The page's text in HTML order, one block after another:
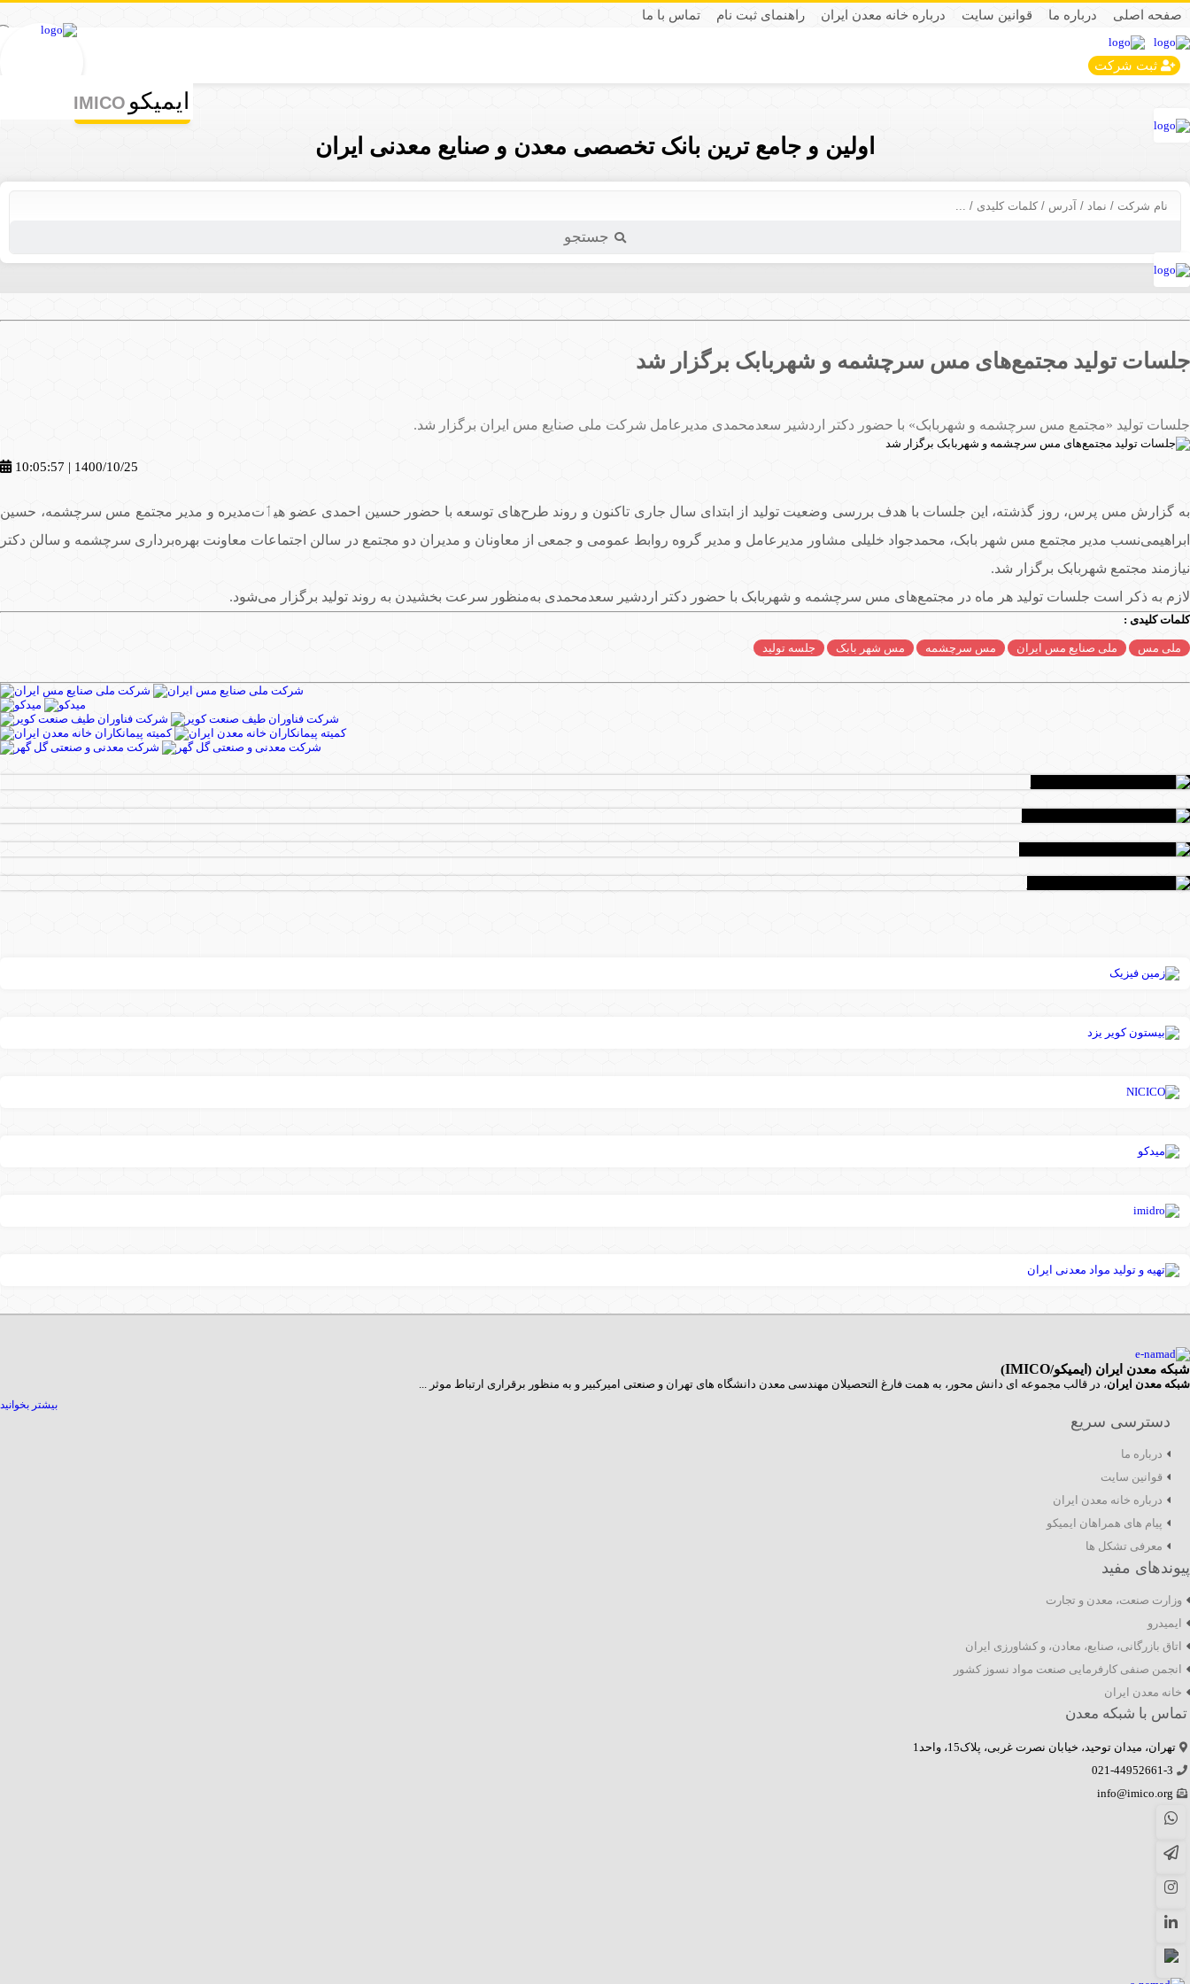
صفحه اصلی درباره ما قوانین سایت درباره خانه معدن ایران راهنمای ثبت نام تماس با ما
ورود | ثبت نام
ثبت شرکت
ایمیکو IMICO
اولین و جامع ترین بانک تخصصی معدن و صنایع معدنی ایران
جستجو
جلسات تولید مجتمع‌های مس سرچشمه و شهربابک برگزار شد
جلسات تولید «مجتمع مس سرچشمه و شهربابک» با حضور دکتر اردشیر سعدمحمدی مدیرعامل شرکت ملی صنایع مس ایران برگزار شد.
1400/10/25 | 10:05:57
به گزارش مس پرس، روز گذشته، این جلسات با هدف بررسی وضعیت تولید از ابتدای سال جاری تاکنون و روند طرح‌های توسعه‌ با حضور حسین احمدی عضو هیٲت‌مدیره و مدیر مجتمع مس سرچشمه، حسین
ابراهیمی‌نسب مدیر مجتمع مس شهر بابک، محمدجواد خلیلی مشاور مدیرعامل و مدیر گروه روابط عمومی و جمعی از معاونان و مدیران دو مجتمع در سالن اجتماعات معاونت بهره‌برداری سرچشمه و سالن دکتر
نیازمند مجتمع شهربابک برگزار شد.
لازم به ذکر است جلسات تولید هر ماه در مجتمع‌های مس سرچشمه و شهربابک با حضور دکتر اردشیر سعدمحمدی به‌منظور سرعت بخشیدن به روند تولید برگزار می‌شود.
کلمات کلیدی :
ملی مس ملی صنایع مس ایران مس سرچشمه مس شهر بابک جلسه تولید
شبکه معدن ایران (ایمیکو/IMICO
)
شبکه معدن ایران، در قالب مجموعه ای دانش محور، به همت فارغ­ التحصیلان مهندسی معدن دانشگاه ­های تهران و صنعتی امیرکبیر و به منظور برقراری ارتباط موثر ...
بیشتر بخوانید
دسترسی سریع
درباره ما
قوانین سایت
درباره خانه معدن ایران
پیام های همراهان ایمیکو
معرفی تشکل ها
پیوندهای مفید
وزارت صنعت، معدن و تجارت
ایمیدرو
اتاق بازرگانی، صنایع، معادن، و کشاورزی ایران
انجمن صنفی کارفرمایی صنعت مواد نسوز کشور
خانه معدن ایران
تماس با شبکه معدن
تهران، میدان توحید، خیابان نصرت غربی، پلاک15، واحد1
021-44952661-3
info@imico.org